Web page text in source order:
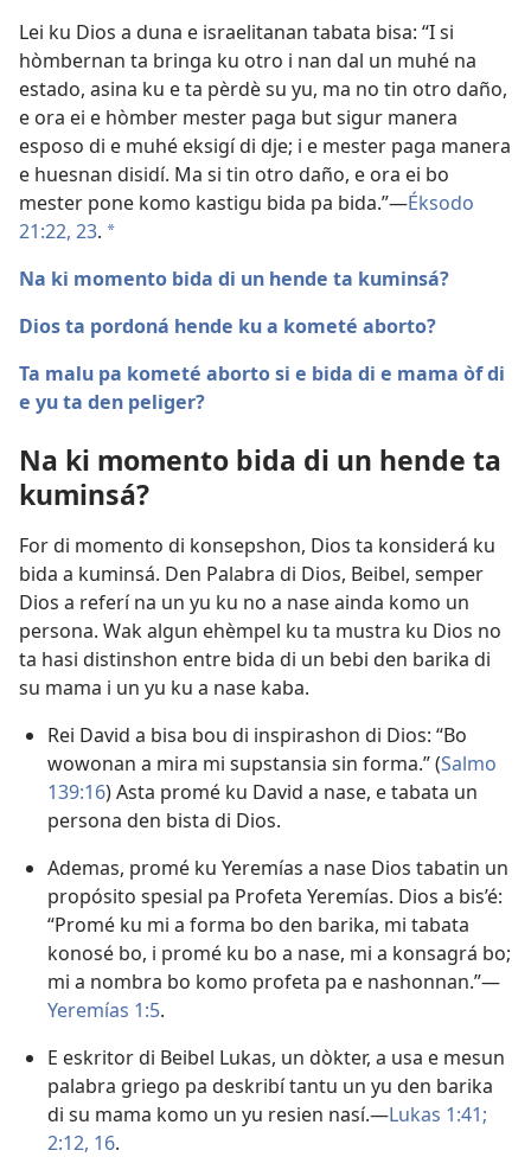
Lei ku Dios a duna e israelitanan tabata bisa: “I si
hòmbernan ta bringa ku otro i nan dal un muhé na
estado, asina ku e ta pèrdè su yu, ma no tin otro daño,
e ora ei e hòmber mester paga but sigur manera
esposo di e muhé eksigí di dje; i e mester paga manera
e huesnan disidí. Ma si tin otro daño, e ora ei bo
mester pone komo kastigu bida pa bida.”—Éksodo
21:22, 23. a
Na ki momento bida di un hende ta kuminsá?
Dios ta pordoná hende ku a kometé aborto?
Ta malu pa kometé aborto si e bida di e mama òf di
e yu ta den peliger?
Na ki momento bida di un hende ta
kuminsá?
For di momento di konsepshon, Dios ta konsiderá ku
bida a kuminsá. Den Palabra di Dios, Beibel, semper
Dios a referí na un yu ku no a nase ainda komo un
persona. Wak algun ehèmpel ku ta mustra ku Dios no
ta hasi distinshon entre bida di un bebi den barika di
su mama i un yu ku a nase kaba.
Rei David a bisa bou di inspirashon di Dios: “Bo
wowonan a mira mi supstansia sin forma.” (Salmo
139:16) Asta promé ku David a nase, e tabata un
persona den bista di Dios.
Ademas, promé ku Yeremías a nase Dios tabatin un
propósito spesial pa Profeta Yeremías. Dios a bis’é:
“Promé ku mi a forma bo den barika, mi tabata
konosé bo, i promé ku bo a nase, mi a konsagrá bo;
mi a nombra bo komo profeta pa e nashonnan.”—
Yeremías 1:5.
E eskritor di Beibel Lukas, un dòkter, a usa e mesun
palabra griego pa deskribí tantu un yu den barika
di su mama komo un yu resien nasí.—Lukas 1:41;
2:12, 16.